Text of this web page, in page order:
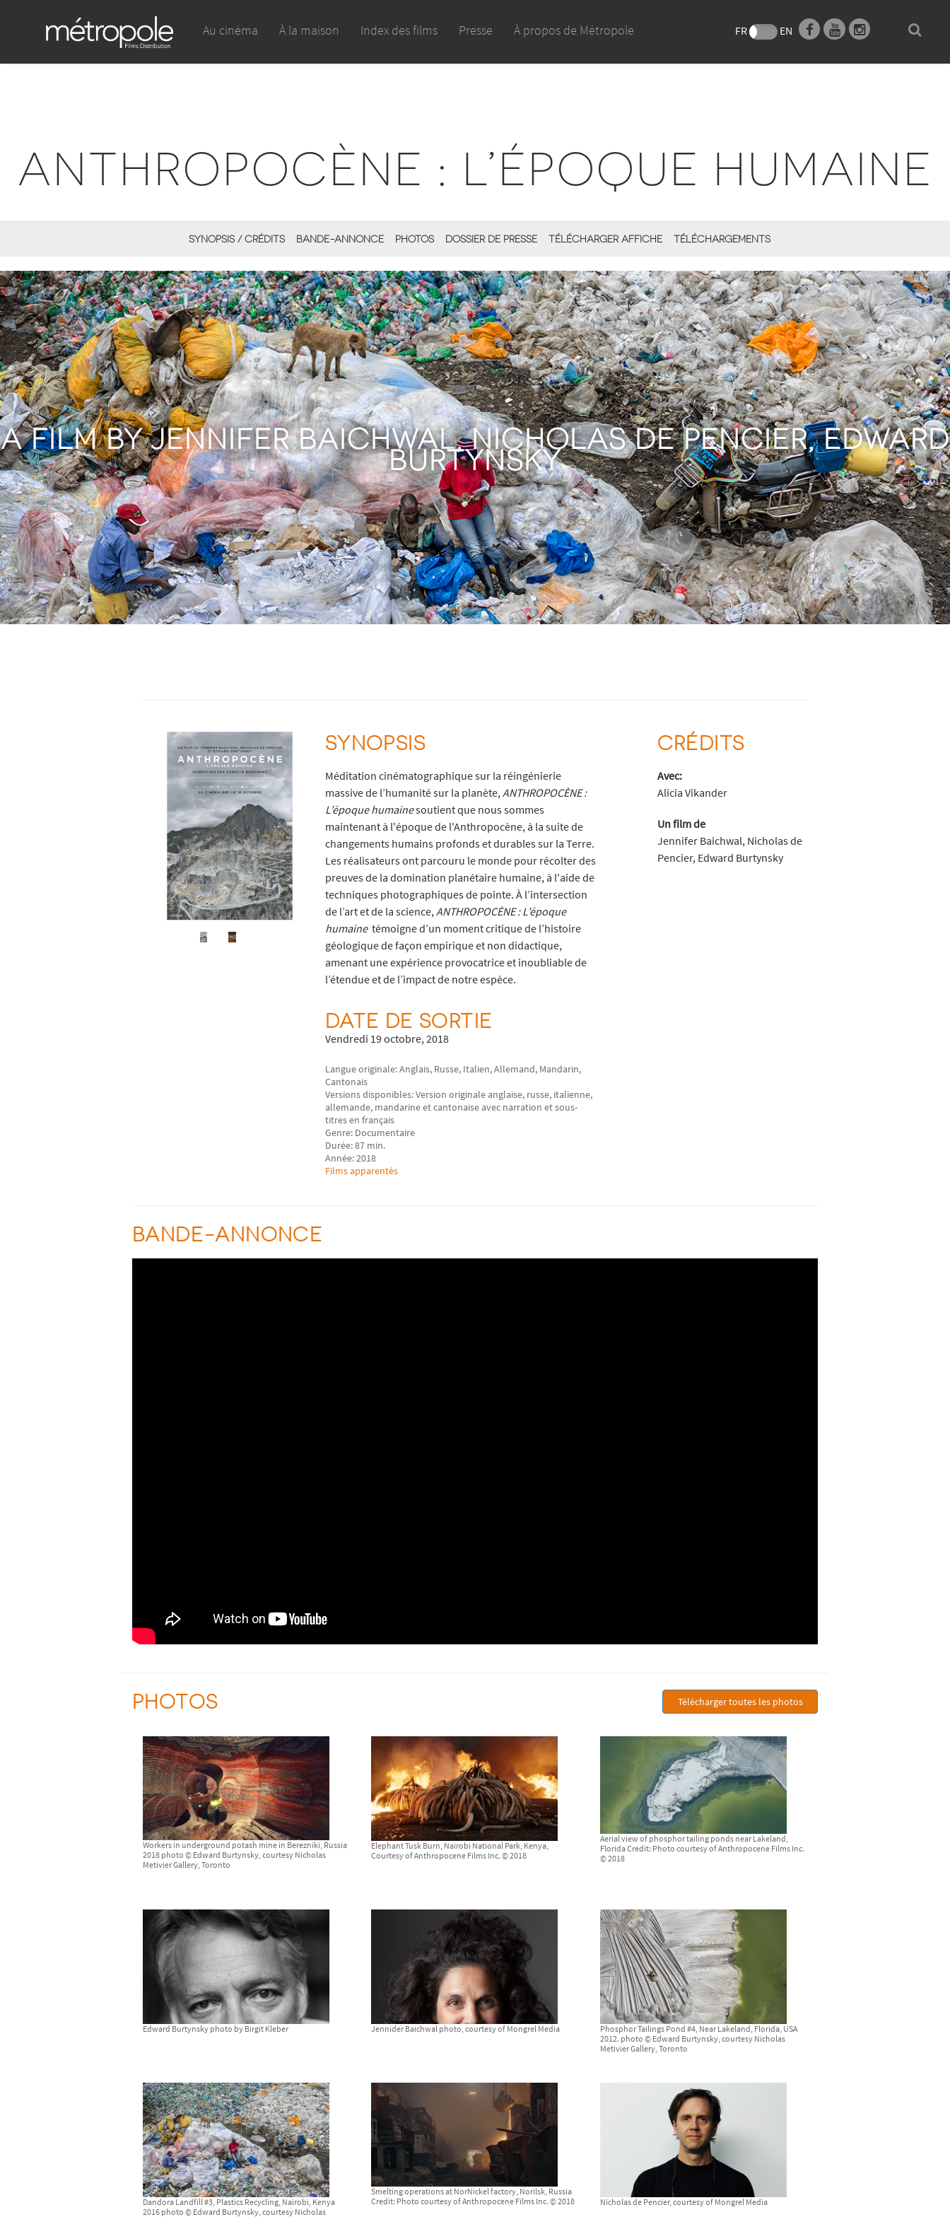
Au cinéma À la maison Index des films Presse À propos de Métropole FR EN
ANTHROPOCÈNE : L’ÉPOQUE HUMAINE
SYNOPSIS / CRÉDITS BANDE-ANNONCE PHOTOS DOSSIER DE PRESSE TÉLÉCHARGER AFFICHE TÉLÉCHARGEMENTS
A FILM BY JENNIFER BAICHWAL, NICHOLAS DE PENCIER, EDWARD
BURTYNSKY
SYNOPSIS
Méditation cinématographique sur la réingénierie
massive de l’humanité sur la planète, ANTHROPOCÈNE :
L’époque humainesoutient que nous sommes
maintenant à l'époque de l'Anthropocène, à la suite de
changements humains profonds et durables sur la Terre.
Les réalisateurs ont parcouru le monde pour récolter des
preuves de la domination planétaire humaine, à l'aide de
techniques photographiques de pointe. À l’intersection
de l’art et de la science, ANTHROPOCÈNE : L’époque
humaine témoigne d’un moment critique de l’histoire
géologique de façon empirique et non didactique,
amenant une expérience provocatrice et inoubliable de
l’étendue et de l’impact de notre espèce.
DATE DE SORTIE
Vendredi 19 octobre, 2018
Langue originale: Anglais, Russe, Italien, Allemand, Mandarin,
Cantonais
Versions disponibles: Version originale anglaise, russe, italienne,
allemande, mandarine et cantonaise avec narration et sous-
titres en français
Genre: Documentaire
Durée: 87 min.
Année: 2018
Films apparentés
CRÉDITS
Avec:
Alicia Vikander
Un film de
Jennifer Baichwal, Nicholas de
Pencier, Edward Burtynsky
BANDE-ANNONCE
PHOTOS Télécharger toutes les photos
Workers in underground potash mine in Berezniki, Russia
2018 photo © Edward Burtynsky, courtesy Nicholas
Metivier Gallery, Toronto
Elephant Tusk Burn, Nairobi National Park, Kenya,
Courtesy of Anthropocene Films Inc. © 2018
Aerial view of phosphor tailing ponds near Lakeland,
Florida Credit: Photo courtesy of Anthropocene Films Inc.
© 2018
Edward Burtynsky photo by Birgit Kleber Jennider Baichwal photo, courtesy of Mongrel Media
Phosphor Tailings Pond #4, Near Lakeland, Florida, USA
2012. photo © Edward Burtynsky, courtesy Nicholas
Metivier Gallery, Toronto
Dandora Landfill #3, Plastics Recycling, Nairobi, Kenya
2016 photo © Edward Burtynsky, courtesy Nicholas
Smelting operations at NorNickel factory, Norilsk, Russia
Credit: Photo courtesy of Anthropocene Films Inc. © 2018
Nicholas de Pencier, courtesy of Mongrel Media